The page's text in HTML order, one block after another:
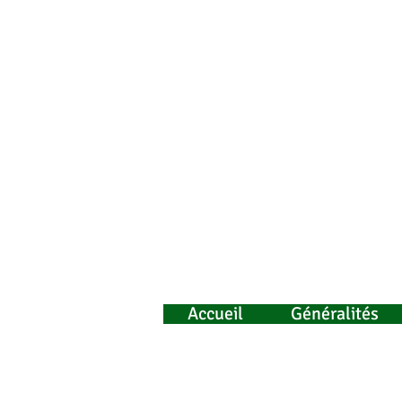
Accueil Généralités